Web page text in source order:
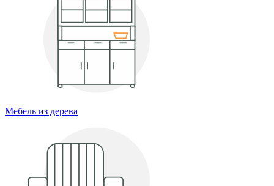
Мебель из дерева